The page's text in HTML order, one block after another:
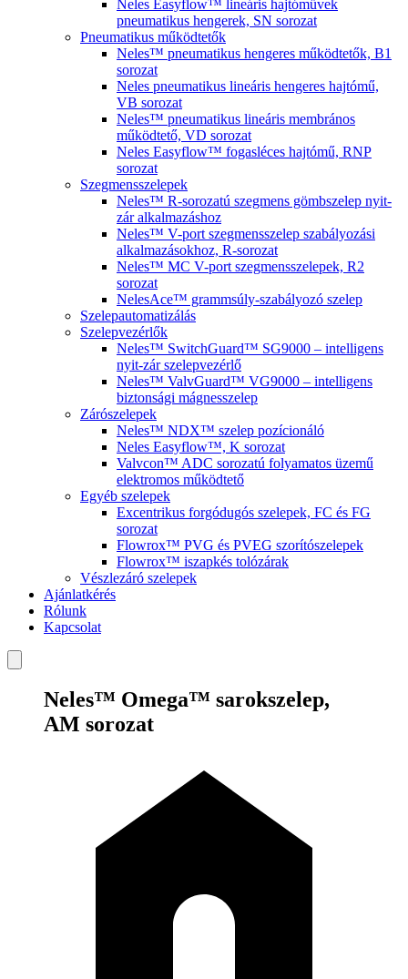
Neles Easyflow™ lineáris hajtóművek
pneumatikus hengerek, SN sorozat
Pneumatikus működtetők
Neles™ pneumatikus hengeres működtetők, B1
sorozat
Neles pneumatikus lineáris hengeres hajtómű,
VB sorozat
Neles™ pneumatikus lineáris membrános
működtető, VD sorozat
Neles Easyflow™ fogasléces hajtómű, RNP
sorozat
Szegmensszelepek
Neles™ R-sorozatú szegmens gömbszelep nyit-
zár alkalmazáshoz
Neles™ V-port szegmensszelep szabályozási
alkalmazásokhoz, R-sorozat
Neles™ MC V-port szegmensszelepek, R2
sorozat
NelesAce™ grammsúly-szabályozó szelep
Szelepautomatizálás
Szelepvezérlők
Neles™ SwitchGuard™ SG9000 – intelligens
nyit-zár szelepvezérlő
Neles™ ValvGuard™ VG9000 – intelligens
biztonsági mágnesszelep
Zárószelepek
Neles™ NDX™ szelep pozícionáló
Neles Easyflow™, K sorozat
Valvcon™ ADC sorozatú folyamatos üzemű
elektromos működtető
Egyéb szelepek
Excentrikus forgódugós szelepek, FC és FG
sorozat
Flowrox™ PVG és PVEG szorítószelepek
Flowrox™ iszapkés tolózárak
Vészlezáró szelepek
Ajánlatkérés
Rólunk
Kapcsolat
Neles™ Omega™ sarokszelep,
AM sorozat